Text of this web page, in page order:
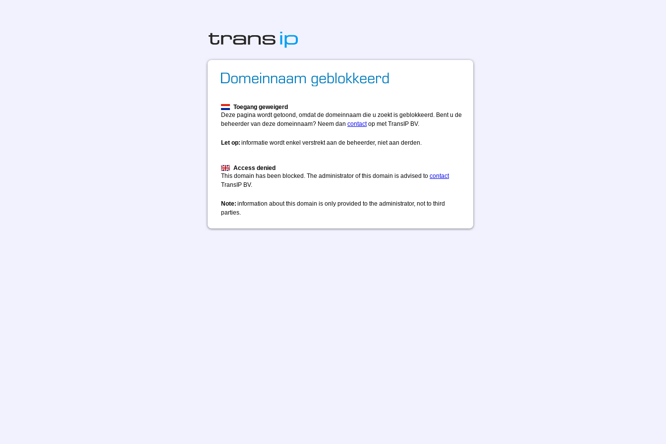
Toegang geweigerd
Deze pagina wordt getoond, omdat de domeinnaam die u zoekt is geblokkeerd. Bent u de
beheerder van deze domeinnaam? Neem dan contactop met TransIP BV.
Let op: informatie wordt enkel verstrekt aan de beheerder, niet aan derden.
Access denied
This domain has been blocked. The administrator of this domain is advised to contact
TransIP BV.
Note: information about this domain is only provided to the administrator, not to third
parties.